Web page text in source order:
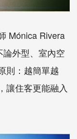
Mónica Rivera
外型、室內空
則：越簡單越
讓住客更能融入